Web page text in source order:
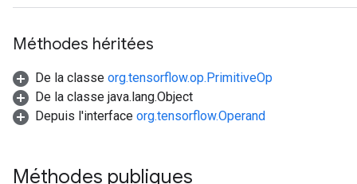
Méthodes héritées
De la classe org.tensorflow.op.PrimitiveOp
De la classe java.lang.Object
Depuis l'interface org.tensorflow.Operand
Méthodes publiques